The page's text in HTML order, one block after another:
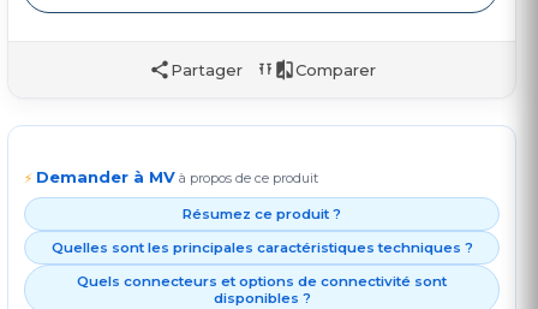
Partager Comparer
⚡ Demander à MV à propos de ce produit
Résumez ce produit ?
Quelles sont les principales caractéristiques techniques ?
Quels connecteurs et options de connectivité sont
disponibles ?